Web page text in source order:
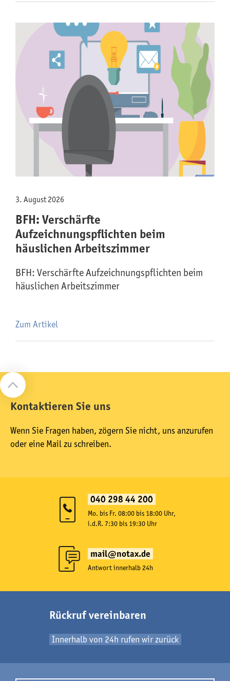
3. August 2026
BFH: Verschärfte
Aufzeichnungspflichten beim
häuslichen Arbeitszimmer
BFH: Verschärfte Aufzeichnungspflichten beim
häuslichen Arbeitszimmer
Zum Artikel
Kontaktieren Sie uns
Wenn Sie Fragen haben, zögern Sie nicht, uns anzurufen
oder eine Mail zu schreiben.
040 298 44 200
Mo. bis Fr. 08:00 bis 18:00 Uhr,
i.d.R. 7:30 bis 19:30 Uhr
mail@notax.de
Antwort innerhalb 24h
Rückruf vereinbaren
Innerhalb von 24h rufen wir zurück